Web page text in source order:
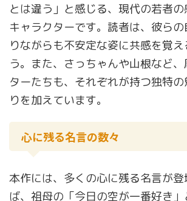
とは違う」と感じる、現代の若者
キャラクターです。読者は、彼ら
りながらも不安定な姿に共感を覚
う。また、さっちゃんや山根など
ターたちも、それぞれが持つ独特
りを加えています。
心に残る名言の数々
本作には、多くの心に残る名言が
ば、祖母の「今日の空が一番好き」